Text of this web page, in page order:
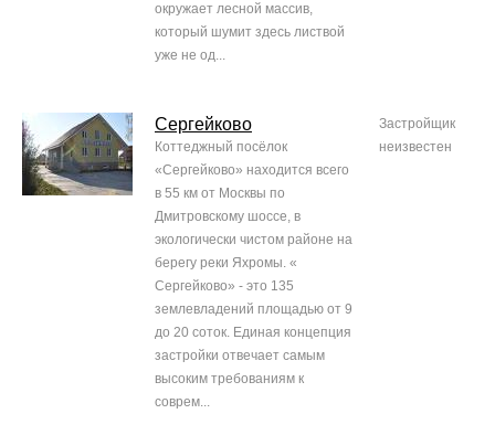
окружает лесной массив,
который шумит здесь листвой
уже не од...
Сергейково
Коттеджный посёлок
«Сергейково» находится всего
в 55 км от Москвы по
Дмитровскому шоссе, в
экологически чистом районе на
берегу реки Яхромы. «
Сергейково» - это 135
землевладений площадью от 9
до 20 соток. Единая концепция
застройки отвечает самым
высоким требованиям к
соврем...
Застройщик
неизвестен